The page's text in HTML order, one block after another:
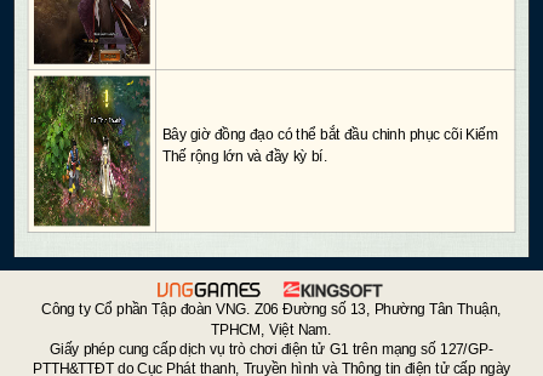
Bây giờ đồng đạo có thể bắt đầu chinh phục cõi Kiếm
Thế rộng lớn và đầy kỳ bí.
Công ty Cổ phần Tập đoàn VNG. Z06 Đường số 13, Phường Tân Thuận,
TPHCM, Việt Nam.
Giấy phép cung cấp dịch vụ trò chơi điện tử G1 trên mạng số 127/GP-
PTTH&TTĐT do Cục Phát thanh, Truyền hình và Thông tin điện tử cấp ngày